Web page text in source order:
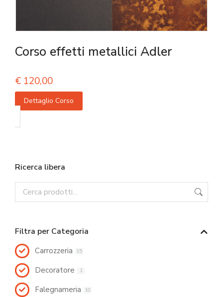
Corso effetti metallici Adler
€ 120,00
Dettaglio Corso
Ricerca libera
Filtra per Categoria
Carrozzeria 15
Decoratore 1
Falegnameria 10